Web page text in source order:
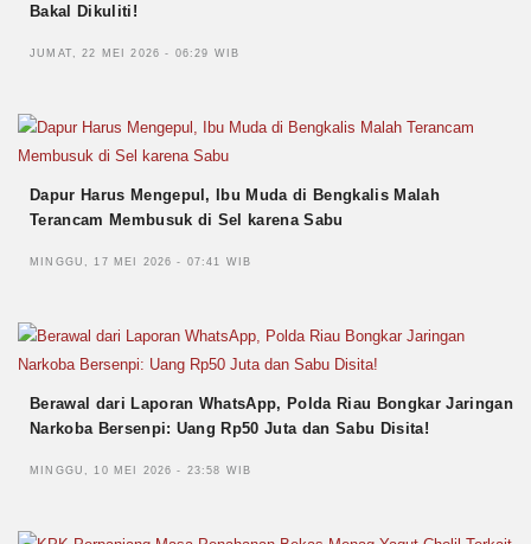
Bakal Dikuliti!
JUMAT, 22 MEI 2026 - 06:29 WIB
Dapur Harus Mengepul, Ibu Muda di Bengkalis Malah
Terancam Membusuk di Sel karena Sabu
MINGGU, 17 MEI 2026 - 07:41 WIB
Berawal dari Laporan WhatsApp, Polda Riau Bongkar Jaringan
Narkoba Bersenpi: Uang Rp50 Juta dan Sabu Disita!
MINGGU, 10 MEI 2026 - 23:58 WIB